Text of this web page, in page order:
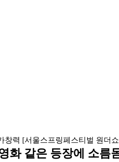
화 같은 등장에 소